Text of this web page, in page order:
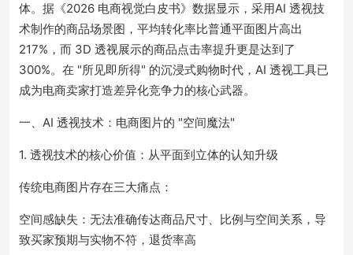
体。据《2026 电商视觉白皮书》数据显示，采用AI 透视技
术制作的商品场景图，平均转化率比普通平面图片高出
217%，而 3D 透视展示的商品点击率提升更是达到了
300%。在 "所见即所得" 的沉浸式购物时代，AI 透视工具已
成为电商卖家打造差异化竞争力的核心武器。
一、AI 透视技术：电商图片的 "空间魔法"
1. 透视技术的核心价值：从平面到立体的认知升级
传统电商图片存在三大痛点：
空间感缺失：无法准确传达商品尺寸、比例与空间关系，导
致买家预期与实物不符，退货率高